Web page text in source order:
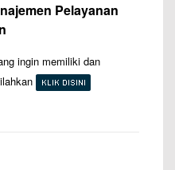
Pelayanan
ingin memiliki dan